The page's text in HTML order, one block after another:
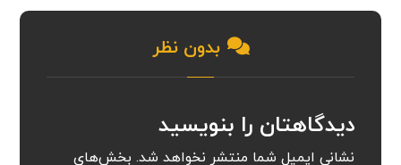
بدون نظر
دیدگاهتان را بنویسید
نشانی ایمیل شما منتشر نخواهد شد. بخش‌های